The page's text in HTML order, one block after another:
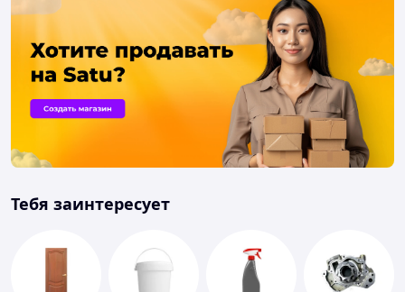
Тебя заинтересует